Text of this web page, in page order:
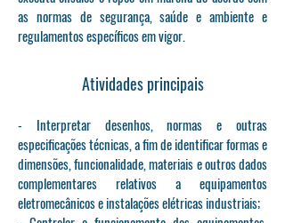
as normas de segurança, saúde e ambiente e
regulamentos específicos em vigor.
Atividades principais
- Interpretar desenhos, normas e outras
especificações técnicas, a fim de identificar formas e
dimensões, funcionalidade, materiais e outros dados
complementares relativos a equipamentos
eletromecânicos e instalações elétricas industriais;